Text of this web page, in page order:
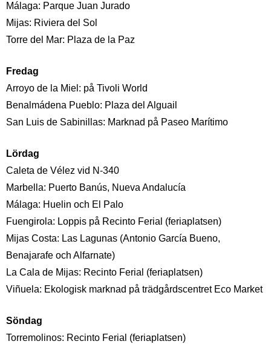
Málaga: Parque Juan Jurado
Mijas: Riviera del Sol
Torre del Mar: Plaza de la Paz
Fredag
Arroyo de la Miel: på Tivoli World
Benalmádena Pueblo: Plaza del Alguail
San Luis de Sabinillas: Marknad på Paseo Marítimo
Lördag
Caleta de Vélez vid N-340
Marbella: Puerto Banús, Nueva Andalucía
Málaga: Huelin och El Palo
Fuengirola: Loppis på Recinto Ferial (feriaplatsen)
Mijas Costa: Las Lagunas (Antonio García Bueno,
Benajarafe och Alfarnate)
La Cala de Mijas: Recinto Ferial (feriaplatsen)
Viñuela: Ekologisk marknad på trädgårdscentret Eco Market
Söndag
Torremolinos: Recinto Ferial (feriaplatsen)